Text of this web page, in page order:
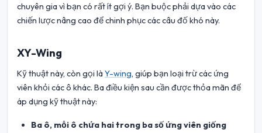
chuyên gia vì bạn có rất ít gợi ý. Bạn buộc phải dựa vào các
chiến lược nâng cao để chinh phục các câu đố khó này.
XY-Wing
Kỹ thuật này, còn gọi làY-wing, giúp bạn loại trừ các ứng
viên khỏi các ô khác. Ba điều kiện sau cần được thỏa mãn để
áp dụng kỹ thuật này:
Ba ô, mỗi ô chứa hai trong ba số ứng viên giống